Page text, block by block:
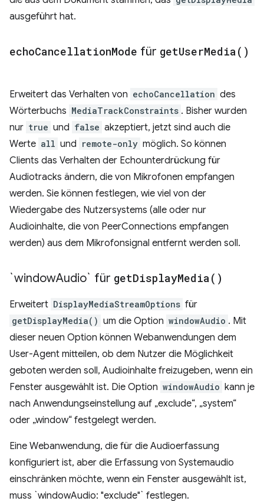
ausgeführt hat.
echoCancellationMode für getUserMedia( )
Erweitert das Verhalten von echoCancellation des
Wörterbuchs MediaTrackConstraints . Bisher wurden
nur true und false akzeptiert, jetzt sind auch die
Werte all und remote-only möglich. So können
Clients das Verhalten der Echounterdrückung für
Audiotracks ändern, die von Mikrofonen empfangen
werden. Sie können festlegen, wie viel von der
Wiedergabe des Nutzersystems (alle oder nur
Audioinhalte, die von PeerConnections empfangen
werden) aus dem Mikrofonsignal entfernt werden soll.
`windowAudio` für getDisplayMedia( )
Erweitert DisplayMediaStreamOptions für
getDisplayMedia() um die Option windowAudio . Mit
dieser neuen Option können Webanwendungen dem
User-Agent mitteilen, ob dem Nutzer die Möglichkeit
geboten werden soll, Audioinhalte freizugeben, wenn ein
Fenster ausgewählt ist. Die Option windowAudio kann je
nach Anwendungseinstellung auf „exclude“, „system“
oder „window“ festgelegt werden.
Eine Webanwendung, die für die Audioerfassung
konfiguriert ist, aber die Erfassung von Systemaudio
einschränken möchte, wenn ein Fenster ausgewählt ist,
muss `windowAudio: "exclude"` festlegen.